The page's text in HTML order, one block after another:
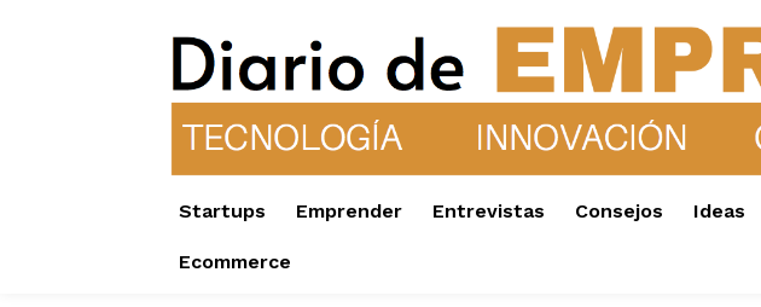
Startups Emprender Entrevistas Consejos Ideas
Ecommerce